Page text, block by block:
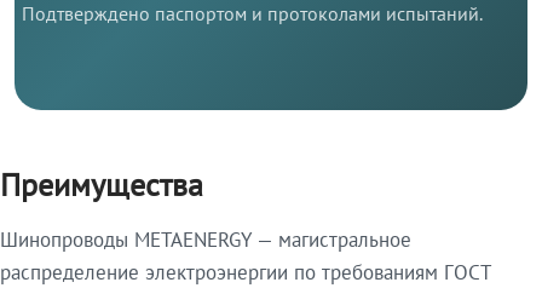
Подтверждено паспортом и протоколами испытаний.
Преимущества
Шинопроводы METAENERGY — магистральное
распределение электроэнергии по требованиям ГОСТ